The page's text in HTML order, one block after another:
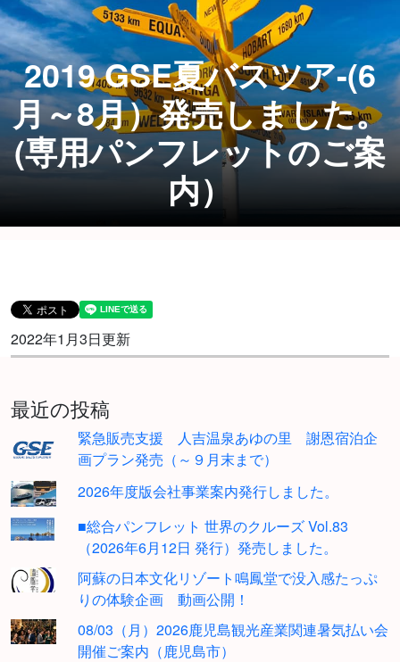
2019 GSE夏バスツア-(6
月～8月）発売しました。
(専用パンフレットのご案
内）
2022年1月3日更新
最近の投稿
緊急販売支援 人吉温泉あゆの里 謝恩宿泊企
画プラン発売（～９月末まで）
2026年度版会社事業案内発行しました。
■総合パンフレット 世界のクルーズ Vol.83
（2026年6月12日 発行）発売しました。
阿蘇の日本文化リゾート鳴鳳堂で没入感たっぷ
りの体験企画 動画公開！
08/03（月）2026鹿児島観光産業関連暑気払い会
開催ご案内（鹿児島市）